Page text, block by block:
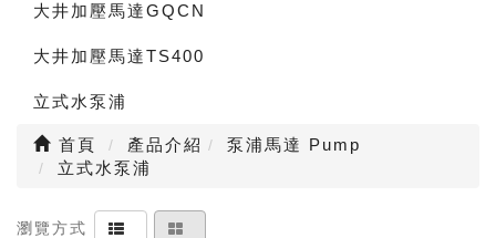
大井加壓馬達GQCN
大井加壓馬達TS400
立式水泵浦
首頁 產品介紹
泵浦馬達 Pump
立式水泵浦
瀏覽方式